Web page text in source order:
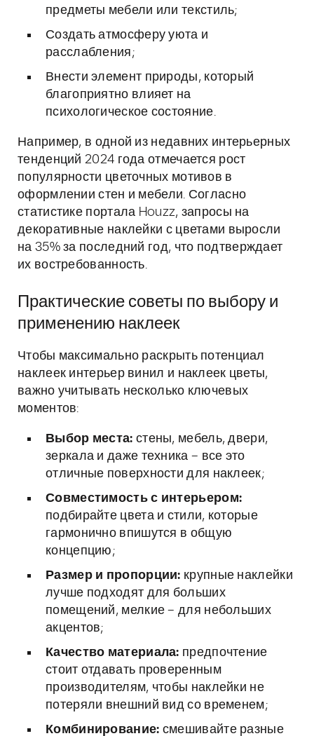
предметы мебели или текстиль;
Создать атмосферу уюта и
расслабления;
Внести элемент природы, который
благоприятно влияет на
психологическое состояние.
Например, в одной из недавних интерьерных
тенденций 2024 года отмечается рост
популярности цветочных мотивов в
оформлении стен и мебели. Согласно
статистике портала Houzz, запросы на
декоративные наклейки с цветами выросли
на 35% за последний год, что подтверждает
их востребованность.
Практические советы по выбору и
применению наклеек
Чтобы максимально раскрыть потенциал
наклеек интерьер винил и наклеек цветы,
важно учитывать несколько ключевых
моментов:
Выбор места: стены, мебель, двери,
зеркала и даже техника – все это
отличные поверхности для наклеек;
Совместимость с интерьером:
подбирайте цвета и стили, которые
гармонично впишутся в общую
концепцию;
Размер и пропорции: крупные наклейки
лучше подходят для больших
помещений, мелкие – для небольших
акцентов;
Качество материала: предпочтение
стоит отдавать проверенным
производителям, чтобы наклейки не
потеряли внешний вид со временем;
Комбинирование: смешивайте разные